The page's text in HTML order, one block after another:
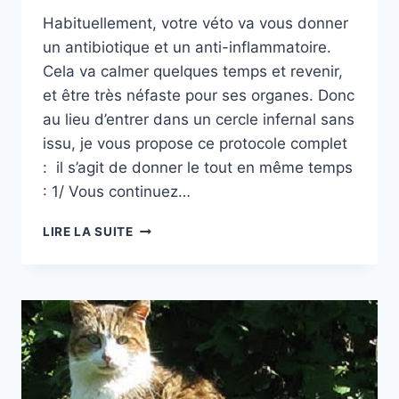
Habituellement, votre véto va vous donner
un antibiotique et un anti-inflammatoire.
Cela va calmer quelques temps et revenir,
et être très néfaste pour ses organes. Donc
au lieu d’entrer dans un cercle infernal sans
issu, je vous propose ce protocole complet
: il s’agit de donner le tout en même temps
: 1/ Vous continuez…
LIRE LA SUITERESUME
LE
CALICIVIRUS